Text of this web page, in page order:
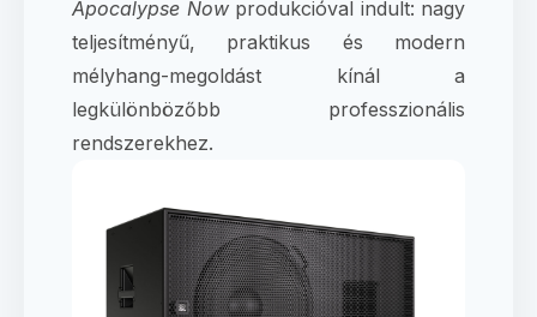
Apocalypse Nowprodukcióval indult: nagy
teljesítményű, praktikus és modern
mélyhang-megoldást kínál a
legkülönbözőbb professzionális
rendszerekhez.